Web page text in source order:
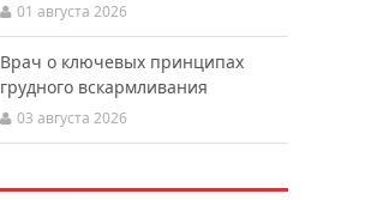
01 августа 2026
Врач о ключевых принципах
грудного вскармливания
03 августа 2026